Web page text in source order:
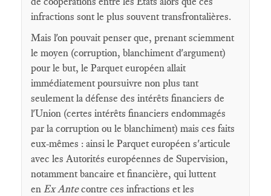
infractions sont le plus souvent transfrontalières.
Mais l'on pouvait penser que, prenant sciemment
le moyen (corruption, blanchiment d'argument)
pour le but, le Parquet européen allait
immédiatement poursuivre non plus tant
seulement la défense des intérêts financiers de
l'Union (certes intérêts financiers endommagés
par la corruption ou le blanchiment) mais ces faits
eux-mêmes : ainsi le Parquet européen s'articule
avec les Autorités européennes de Supervision,
notamment bancaire et financière, qui luttent
en Ex Antecontre ces infractions et les